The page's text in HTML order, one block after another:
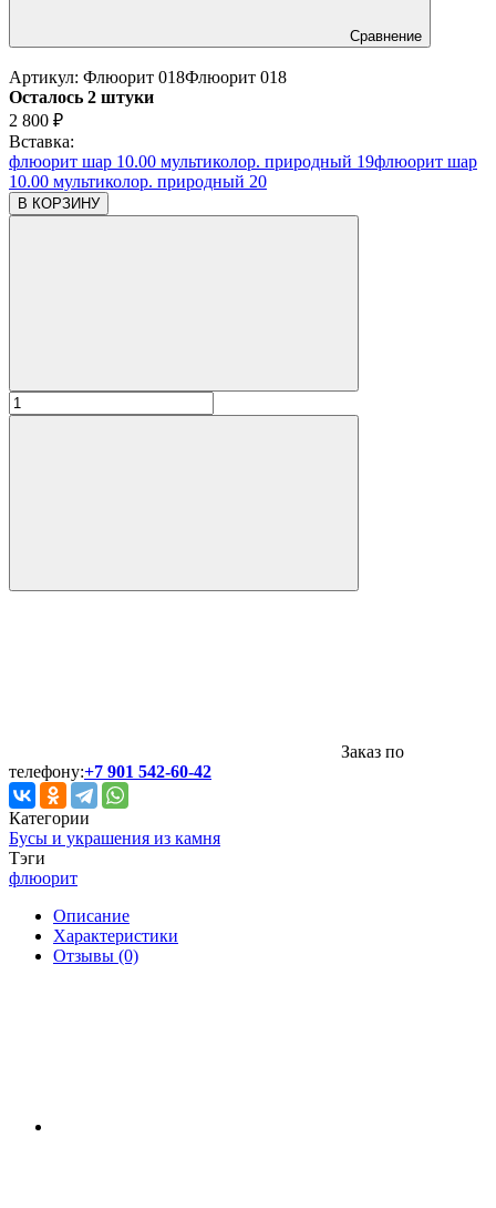
Сравнение
Артикул: Флюорит 018Флюорит 018
Осталось 2 штуки
2 800 ₽
Вставка:
флюорит шар 10.00 мультиколор. природный 19флюорит шар
10.00 мультиколор. природный 20
В КОРЗИНУ
Заказ по
телефону:+7 901 542-60-42
Категории
Бусы и украшения из камня
Тэги
флюорит
Описание
Характеристики
Отзывы (0)